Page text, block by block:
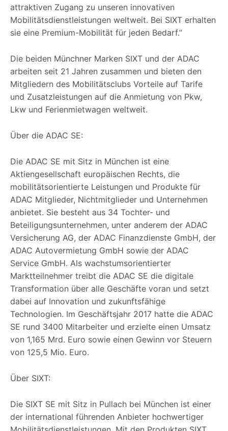
attraktiven Zugang zu unseren innovativen
Mobilitätsdienstleistungen weltweit. Bei SIXT erhalten
sie eine Premium-Mobilität für jeden Bedarf.”
Die beiden Münchner Marken SIXT und der ADAC
arbeiten seit 21 Jahren zusammen und bieten den
Mitgliedern des Mobilitätsclubs Vorteile auf Tarife
und Zusatzleistungen auf die Anmietung von Pkw,
Lkw und Ferienmietwagen weltweit.
Über die ADAC SE:
Die ADAC SE mit Sitz in München ist eine
Aktiengesellschaft europäischen Rechts, die
mobilitätsorientierte Leistungen und Produkte für
ADAC Mitglieder, Nichtmitglieder und Unternehmen
anbietet. Sie besteht aus 34 Tochter- und
Beteiligungsunternehmen, unter anderem der ADAC
Versicherung AG, der ADAC Finanzdienste GmbH, der
ADAC Autovermietung GmbH sowie der ADAC
Service GmbH. Als wachstumsorientierter
Marktteilnehmer treibt die ADAC SE die digitale
Transformation über alle Geschäfte voran und setzt
dabei auf Innovation und zukunftsfähige
Technologien. Im Geschäftsjahr 2017 hatte die ADAC
SE rund 3400 Mitarbeiter und erzielte einen Umsatz
von 1,165 Mrd. Euro sowie einen Gewinn vor Steuern
von 125,5 Mio. Euro.
Über SIXT:
Die SIXT SE mit Sitz in Pullach bei München ist einer
der international führenden Anbieter hochwertiger